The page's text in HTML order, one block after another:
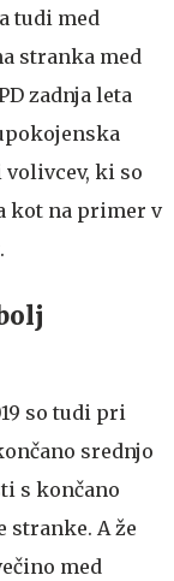
tudi med
stranka med
zadnja leta
ki so
kot na primer v
so tudi pri
srednjo
s končano
stranke. A že
med